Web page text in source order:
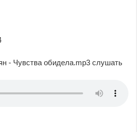
- Чувства обидела.mp3 слушать